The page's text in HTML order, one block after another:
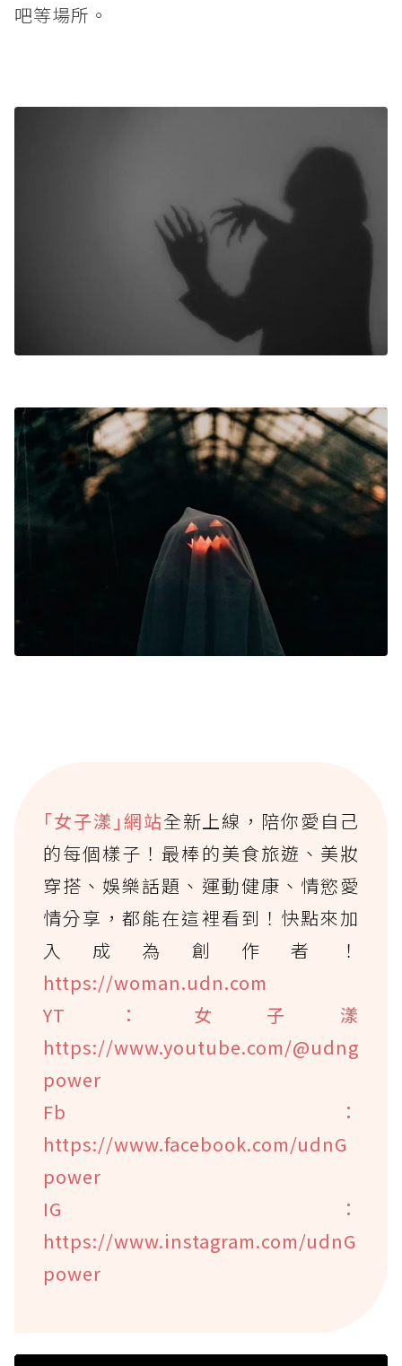
吧等場所。
｢女子漾｣網站全新上線，陪你愛自己
的每個樣子！最棒的美食旅遊、美妝
穿搭、娛樂話題、運動健康、情慾愛
情分享，都能在這裡看到！快點來加
入成為創作者！
https://woman.udn.com
YT：女子漾
https://www.youtube.com/@udng
power
Fb：
https://www.facebook.com/udnG
power
IG：
https://www.instagram.com/udnG
power